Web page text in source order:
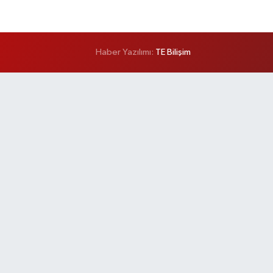
Haber Yazılımı: TE Bilişim